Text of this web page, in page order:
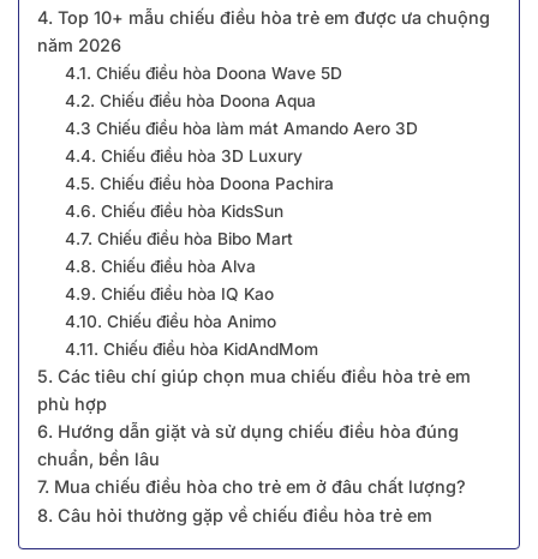
4. Top 10+ mẫu chiếu điều hòa trẻ em được ưa chuộng
năm 2026
4.1. Chiếu điều hòa Doona Wave 5D
4.2. Chiếu điều hòa Doona Aqua
4.3 Chiếu điều hòa làm mát Amando Aero 3D
4.4. Chiếu điều hòa 3D Luxury
4.5. Chiếu điều hòa Doona Pachira
4.6. Chiếu điều hòa KidsSun
4.7. Chiếu điều hòa Bibo Mart
4.8. Chiếu điều hòa Alva
4.9. Chiếu điều hòa IQ Kao
4.10. Chiếu điều hòa Animo
4.11. Chiếu điều hòa KidAndMom
5. Các tiêu chí giúp chọn mua chiếu điều hòa trẻ em
phù hợp
6. Hướng dẫn giặt và sử dụng chiếu điều hòa đúng
chuẩn, bền lâu
7. Mua chiếu điều hòa cho trẻ em ở đâu chất lượng?
8. Câu hỏi thường gặp về chiếu điều hòa trẻ em